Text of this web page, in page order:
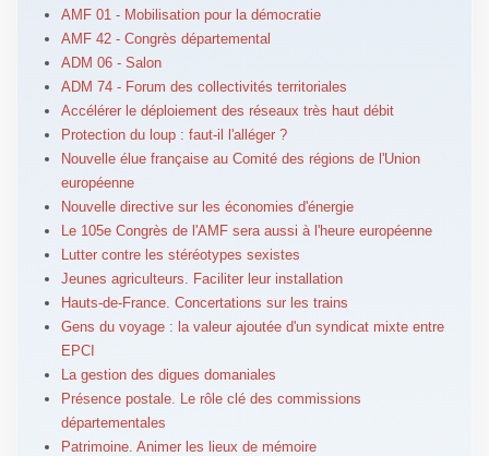
AMF 01 - Mobilisation pour la démocratie
AMF 42 - Congrès départemental
ADM 06 - Salon
ADM 74 - Forum des collectivités territoriales
Accélérer le déploiement des réseaux très haut débit
Protection du loup : faut-il l'alléger ?
Nouvelle élue française au Comité des régions de l'Union
européenne
Nouvelle directive sur les économies d'énergie
Le 105e Congrès de l'AMF sera aussi à l'heure européenne
Lutter contre les stéréotypes sexistes
Jeunes agriculteurs. Faciliter leur installation
Hauts-de-France. Concertations sur les trains
Gens du voyage : la valeur ajoutée d'un syndicat mixte entre
EPCI
La gestion des digues domaniales
Présence postale. Le rôle clé des commissions
départementales
Patrimoine. Animer les lieux de mémoire